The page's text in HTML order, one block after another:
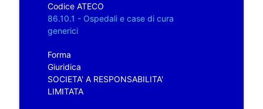
Codice ATECO
86.10.1 - Ospedali e case di cura
generici
Forma
Giuridica
SOCIETA' A RESPONSABILITA'
LIMITATA